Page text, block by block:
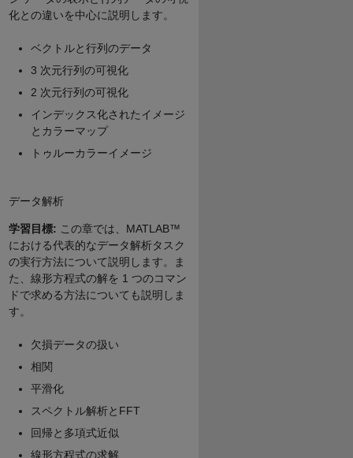
化との違いを中心に説明します。
ベクトルと行列のデータ
3 次元行列の可視化
2 次元行列の可視化
インデックス化されたイメージ
とカラーマップ
トゥルーカラーイメージ
データ解析
学習目標: この章では、MATLAB™
における代表的なデータ解析タスク
の実行方法について説明します。ま
た、線形方程式の解を 1 つのコマン
ドで求める方法についても説明しま
す。
欠損データの扱い
相関
平滑化
スペクトル解析とFFT
回帰と多項式近似
線形方程式の求解